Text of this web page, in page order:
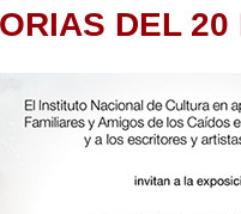
DEL